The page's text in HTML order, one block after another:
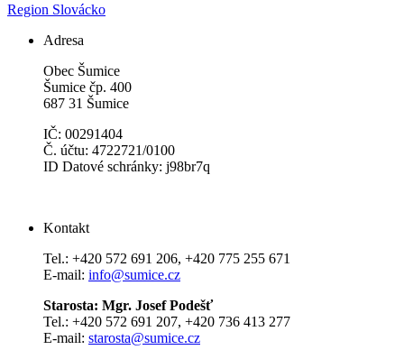
Region Slovácko
Adresa
Obec Šumice
Šumice čp. 400
687 31 Šumice
IČ: 00291404
Č. účtu: 4722721/0100
ID Datové schránky: j98br7q
Kontakt
Tel.: +420 572 691 206, +420 775 255 671
E-mail: info@sumice.cz
Starosta: Mgr. Josef Podešť
Tel.: +420 572 691 207, +420 736 413 277
E-mail: starosta@sumice.cz